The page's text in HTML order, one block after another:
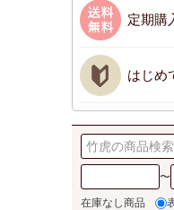
定期購
はじめ
〜
在庫なし商品